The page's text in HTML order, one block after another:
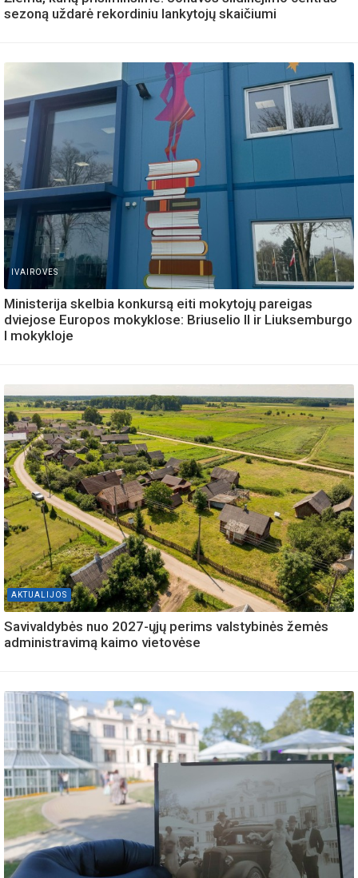
sezoną uždarė rekordiniu lankytojų skaičiumi
IVAIROVES
Ministerija skelbia konkursą eiti mokytojų pareigas
dviejose Europos mokyklose: Briuselio II ir Liuksemburgo
I mokykloje
AKTUALIJOS
Savivaldybės nuo 2027-ųjų perims valstybinės žemės
administravimą kaimo vietovėse